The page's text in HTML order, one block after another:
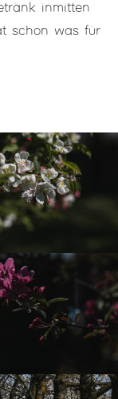
inmitten
schon was für